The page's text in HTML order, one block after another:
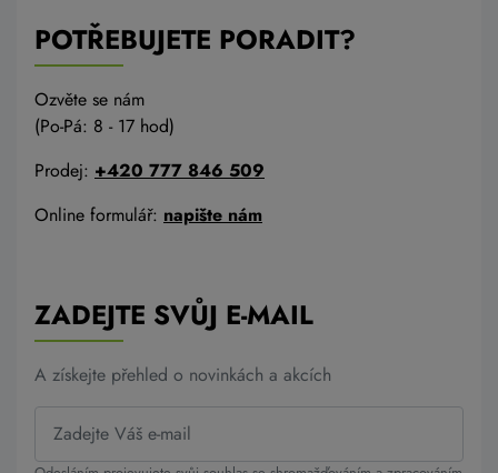
POTŘEBUJETE PORADIT?
Ozvěte se nám
(Po-Pá: 8 - 17 hod)
Prodej: +420 777 846 509
Online formulář: napište nám
ZADEJTE SVŮJ E-MAIL
A získejte přehled o novinkách a akcích